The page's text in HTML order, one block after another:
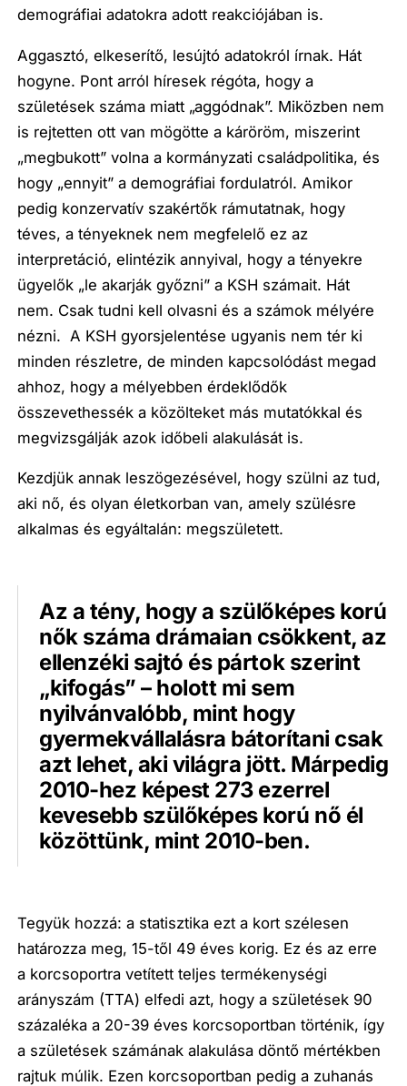
demográfiai adatokra adott reakciójában is.
Aggasztó, elkeserítő, lesújtó adatokról írnak. Hát
hogyne. Pont arról híresek régóta, hogy a
születések száma miatt „aggódnak”. Miközben nem
is rejtetten ott van mögötte a káröröm, miszerint
„megbukott” volna a kormányzati családpolitika, és
hogy „ennyit” a demográfiai fordulatról. Amikor
pedig konzervatív szakértők rámutatnak, hogy
téves, a tényeknek nem megfelelő ez az
interpretáció, elintézik annyival, hogy a tényekre
ügyelők „le akarják győzni” a KSH számait. Hát
nem. Csak tudni kell olvasni és a számok mélyére
nézni. A KSH gyorsjelentése ugyanis nem tér ki
minden részletre, de minden kapcsolódást megad
ahhoz, hogy a mélyebben érdeklődők
összevethessék a közölteket más mutatókkal és
megvizsgálják azok időbeli alakulását is.
Kezdjük annak leszögezésével, hogy szülni az tud,
aki nő, és olyan életkorban van, amely szülésre
alkalmas és egyáltalán: megszületett.
Az a tény, hogy a szülőképes korú
nők száma drámaian csökkent, az
ellenzéki sajtó és pártok szerint
„kifogás” – holott mi sem
nyilvánvalóbb, mint hogy
gyermekvállalásra bátorítani csak
azt lehet, aki világra jött. Márpedig
2010-hez képest 273 ezerrel
kevesebb szülőképes korú nő él
közöttünk, mint 2010-ben.
Tegyük hozzá: a statisztika ezt a kort szélesen
határozza meg, 15-től 49 éves korig. Ez és az erre
a korcsoportra vetített teljes termékenységi
arányszám (TTA) elfedi azt, hogy a születések 90
százaléka a 20-39 éves korcsoportban történik, így
a születések számának alakulása döntő mértékben
rajtuk múlik. Ezen korcsoportban pedig a zuhanás